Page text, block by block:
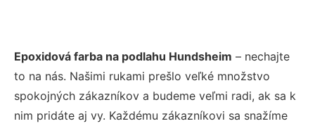
Epoxidová farba na podlahu Hundsheim – nechajte
to na nás. Našimi rukami prešlo veľké množstvo
spokojných zákazníkov a budeme veľmi radi, ak sa k
nim pridáte aj vy. Každému zákazníkovi sa snažíme